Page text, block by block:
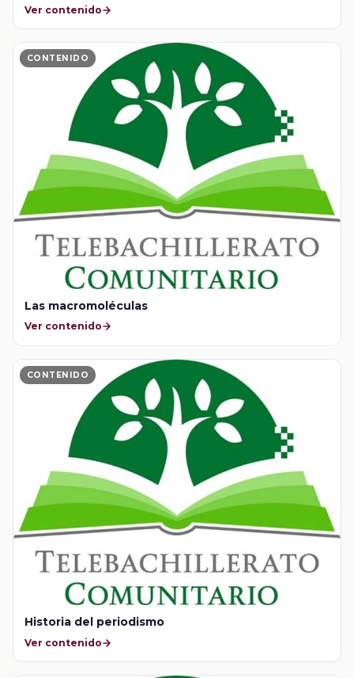
Ver contenido
CONTENIDO
Las macromoléculas
Ver contenido
CONTENIDO
Historia del periodismo
Ver contenido